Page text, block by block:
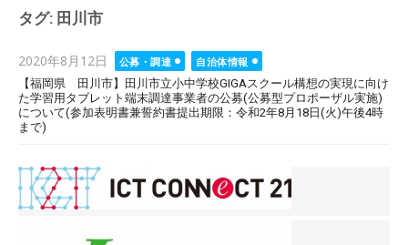
タグ: 田川市
Posted
on
2020年8月12日 公募・調達
自治体情報
【福岡県 田川市】田川市立小中学校GIGAスクール構想の実現に向け
た学習用タブレット端末調達事業者の公募(公募型プロポーザル実施)
について(参加表明書兼誓約書提出期限：令和2年8月18日(火)午後4時
まで)